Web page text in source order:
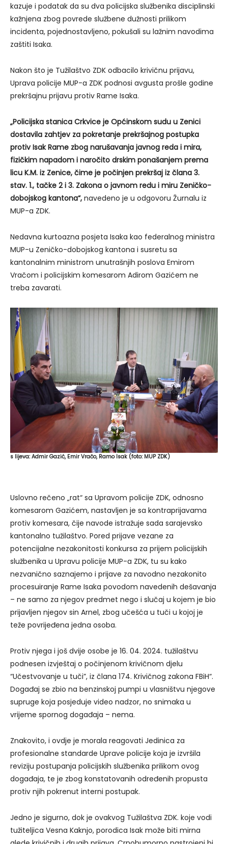
kazuje i podatak da su dva policijska službenika disciplinski
kažnjena zbog povrede službene dužnosti prilikom
incidenta, pojednostavljeno, pokušali su lažnim navodima
zaštiti Isaka.
Nakon što je Tužilaštvo ZDK odbacilo krivičnu prijavu,
Uprava policije MUP-a ZDK podnosi avgusta prošle godine
prekršajnu prijavu protiv Rame Isaka.
„Policijska stanica Crkvice je Općinskom sudu u Zenici
dostavila zahtjev za pokretanje prekršajnog postupka
protiv Isak Rame zbog narušavanja javnog reda i mira,
fizičkim napadom i naročito drskim ponašanjem prema
licu K.M. iz Zenice, čime je počinjen prekršaj iz člana 3.
stav. 1., tačke 2 i 3. Zakona o javnom redu i miru Zeničko-
dobojskog kantona“, navedeno je u odgovoru Žurnalu iz
MUP-a ZDK.
Nedavna kurtoazna posjeta Isaka kao federalnog ministra
MUP-u Zeničko-dobojskog kantona i susretu sa
kantonalnim ministrom unutrašnjih poslova Emirom
Vračom i policijskim komesarom Adirom Gazićem ne
treba zavarati.
s lijeva: Admir Gazić, Emir Vračo, Ramo Isak (foto: MUP ZDK)
Uslovno rečeno „rat“ sa Upravom policije ZDK, odnosno
komesarom Gazićem, nastavljen je sa kontraprijavama
protiv komesara, čije navode istražuje sada sarajevsko
kantonalno tužilaštvo. Pored prijave vezane za
potencijalne nezakonitosti konkursa za prijem policijskih
službenika u Upravu policije MUP-a ZDK, tu su kako
nezvanično saznajemo i prijave za navodno nezakonito
procesuiranje Rame Isaka povodom navedenih dešavanja
– ne samo za njegov predmet nego i slučaj u kojem je bio
prijavljen njegov sin Arnel, zbog učešća u tuči u kojoj je
teže povrijeđena jedna osoba.
Protiv njega i još dvije osobe je 16. 04. 2024. tužilaštvu
podnesen izvještaj o počinjenom krivičnom djelu
“Učestvovanje u tuči”, iz člana 174. Krivičnog zakona FBiH“.
Događaj se zbio na benzinskoj pumpi u vlasništvu njegove
supruge koja posjeduje video nadzor, no snimaka u
vrijeme spornog događaja – nema.
Znakovito, i ovdje je morala reagovati Jedinica za
profesionalne standarde Uprave policije koja je izvršila
reviziju postupanja policijskih službenika prilikom ovog
događaja, te je zbog konstatovanih određenih propusta
protiv njih pokrenut interni postupak.
Jedno je sigurno, dok je ovakvog Tužilaštva ZDK. koje vodi
tužiteljica Vesna Kaknjo, porodica Isak može biti mirna